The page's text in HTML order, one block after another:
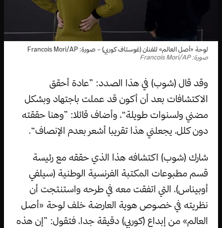
لوحة «أصل العالم» للفنان (غوستاف كوربي) – صورة: Francois Mori/AP
صورة: Francois Mori/AP
وقد قال (شوب) في هذا الصدد: ”عادة أحقق
الاكتشافات بعد أن أكون قد عملت باجتهاد وبشكل
مضني ولسنوات طويلة“، وأضاف قائلا: ”وهنا حققته
دون كلل، يجعلني هذا تقريبا أشعر بعدم الإنصاف“.
شارك (شوب) اكتشافه هذا الذي حققه مع رئيسة
قسم مطبوعات المكتبة الفرنسية الوطنية (سيلفي
أوبيناس)، التي اتفقت معه في طرحه واستنتجت أن
نظريته في خصوص هوية العارضة خلف لوحة «أصل
العالم» من إبداع (كوربي) دقيقة جدا، فتقول: ”إن هذه